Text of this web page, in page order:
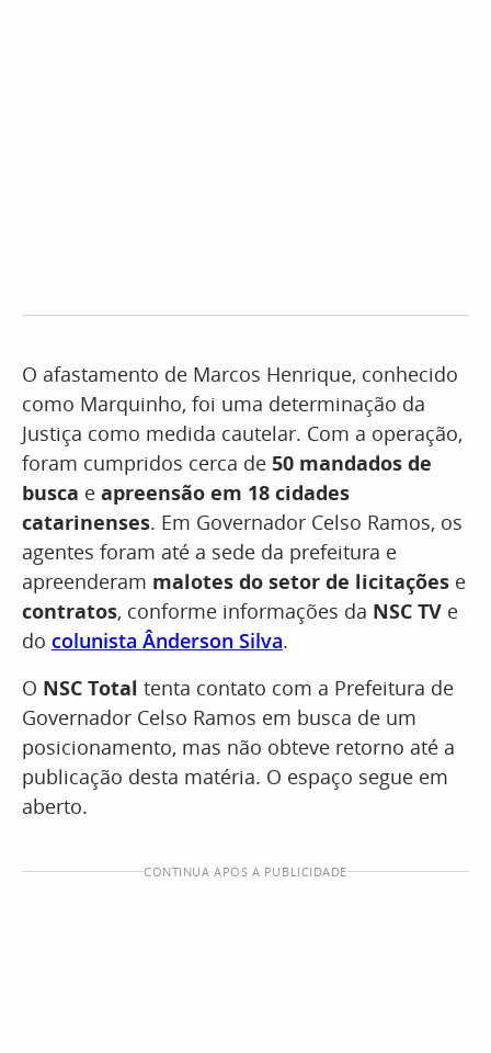
O afastamento de Marcos Henrique, conhecido
como Marquinho, foi uma determinação da
Justiça como medida cautelar. Com a operação,
foram cumpridos cerca de 50 mandados de
busca e apreensão em 18 cidades
catarinenses. Em Governador Celso Ramos, os
agentes foram até a sede da prefeitura e
apreenderam malotes do setor de licitações e
contratos, conforme informações da NSC TV e
do colunista Ânderson Silva.
O NSC Total tenta contato com a Prefeitura de
Governador Celso Ramos em busca de um
posicionamento, mas não obteve retorno até a
publicação desta matéria. O espaço segue em
aberto.
CONTINUA APÓS A PUBLICIDADE